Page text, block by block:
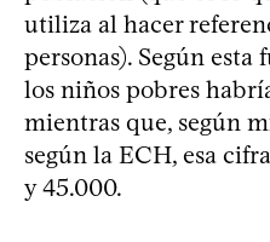
utiliza al hacer
personas). Según
los niños pobres
mientras que, según
según la ECH, esa
y 45.000.